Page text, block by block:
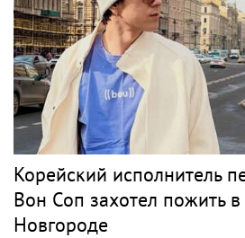
Корейский исполнитель
Вон Соп захотел пожить
Новгороде